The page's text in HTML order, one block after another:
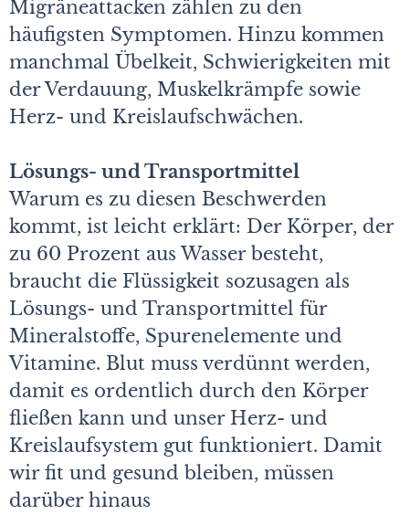
Migräneattacken zählen zu den
häufigsten Symptomen. Hinzu kommen
manchmal Übelkeit, Schwierigkeiten mit
der Verdauung, Muskelkrämpfe sowie
Herz- und Kreislaufschwächen.
Lösungs- und Transportmittel
Warum es zu diesen Beschwerden
kommt, ist leicht erklärt: Der Körper, der
zu 60 Prozent aus Wasser besteht,
braucht die Flüssigkeit sozusagen als
Lösungs- und Transportmittel für
Mineralstoffe, Spurenelemente und
Vitamine. Blut muss verdünnt werden,
damit es ordentlich durch den Körper
fließen kann und unser Herz- und
Kreislaufsystem gut funktioniert. Damit
wir fit und gesund bleiben, müssen
darüber hinaus